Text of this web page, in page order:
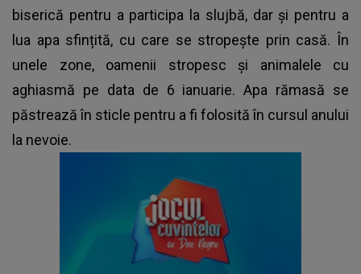
biserică pentru a participa la slujbă, dar și pentru a
lua apa sfințită, cu care se stropește prin casă. În
unele zone, oamenii stropesc și animalele cu
aghiasmă pe data de 6 ianuarie. Apa rămasă se
păstrează în sticle pentru a fi folosită în cursul anului
la nevoie.